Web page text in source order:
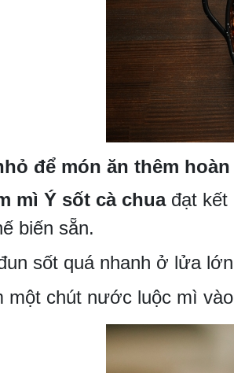
để món ăn thêm hoàn
mì Ý sốt cà chuađạt kết
biến sẵn.
sốt quá nhanh ở lửa
một chút nước luộc mì